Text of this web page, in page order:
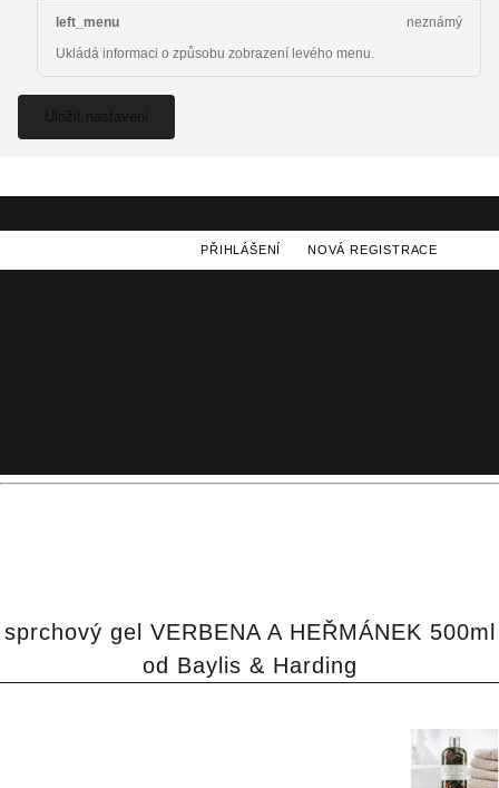
left_menu
Ukládá informaci o způsobu zobrazení levého menu.
neznámý
PŘIHLÁŠENÍ NOVÁ REGISTRACE
sprchový gel VERBENA A HEŘMÁNEK 500ml
od Baylis & Harding